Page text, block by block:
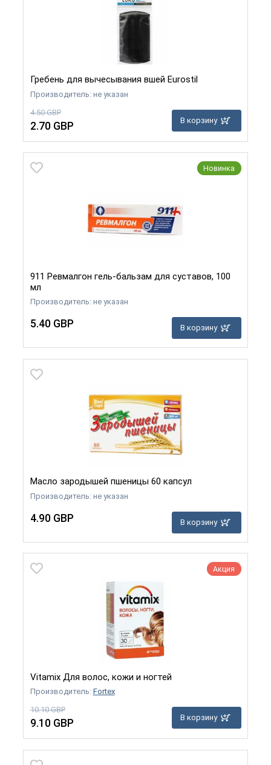
Гребень для вычесывания вшей Eurostil
Производитель: не указан
4.50 GBP
2.70 GBP В корзину
Новинка
911 Ревмалгон гель-бальзам для суставов, 100
мл
Производитель: не указан
5.40 GBP В корзину
​Масло зародышей пшеницы 60 капсул
Производитель: не указан
4.90 GBP В корзину
Акция
Vitamix Для волос, кожи и ногтей
Производитель: Fortex
10.10 GBP
9.10 GBP В корзину